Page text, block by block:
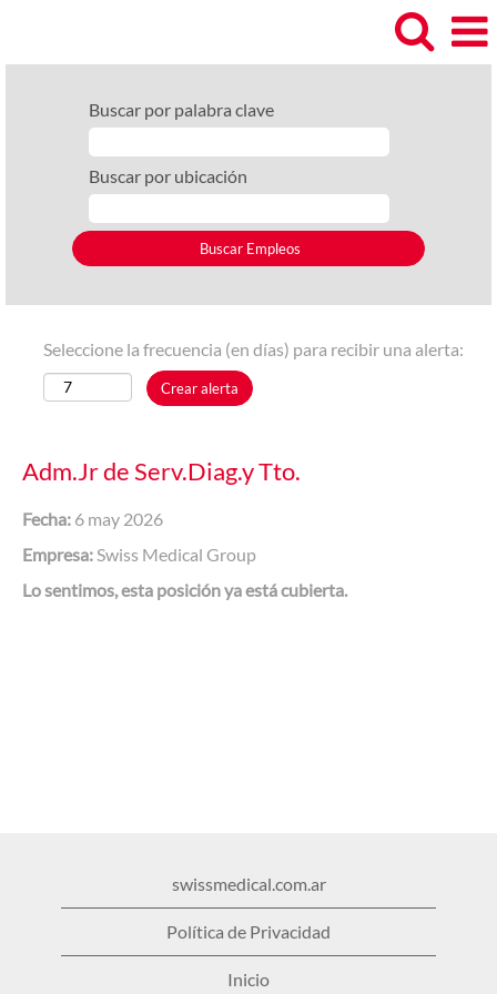
Buscar por palabra clave
Buscar por ubicación
Seleccione la frecuencia (en días) para recibir una alerta:
Crear alerta
Adm.Jr de Serv.Diag.y Tto.
Fecha: 6 may 2026
Empresa:Swiss Medical Group
Lo sentimos, esta posición ya está cubierta.
swissmedical.com.ar
Política de Privacidad
Inicio